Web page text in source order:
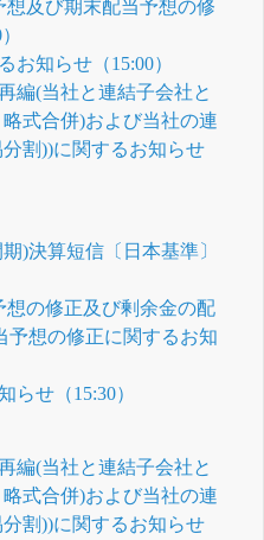
想及び期末配当予想の修
お知らせ（15:00）
編(当社と連結子会社と
式合併)および当社の連
割))に関するお知らせ
)決算短信〔日本基準〕
想の修正及び剰余金の配
予想の修正に関するお知
らせ（15:30）
編(当社と連結子会社と
式合併)および当社の連
割))に関するお知らせ